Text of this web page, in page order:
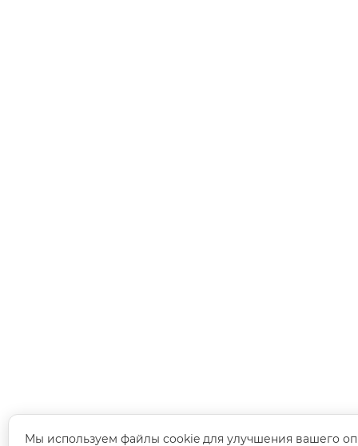
Мы используем файлы cookie для улучшения вашего